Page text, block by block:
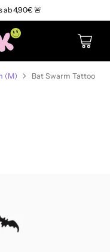
ab 4,90€ 🚨
(M) Bat Swarm Tattoo